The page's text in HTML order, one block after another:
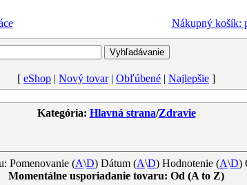
Nákupný košík:
[ eShop | Nový tovar| Obľúbené | Najlepšie ]
Kategória: Hlavná strana/Zdravie
Pomenovanie (A\D) Dátum (A\D) Hodnotenie (A\D)
Momentálne usporiadanie tovaru: Od (A to Z)